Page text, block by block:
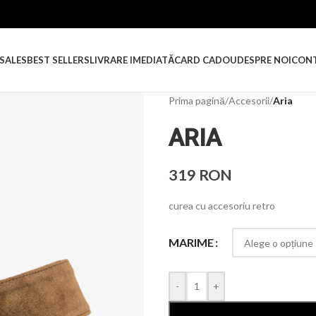
BEST SELLERSLIVRARE IMEDIATĂCARD CADOUDESPRE NOI
Prima pagină/Accesorii/Aria
ARIA
319 RON
curea cu accesoriu retro
MARIME
- +